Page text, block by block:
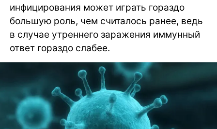
инфицирования может играть гораздо
большую роль, чем считалось ранее, ведь
в случае утреннего заражения иммунный
ответ гораздо слабее.